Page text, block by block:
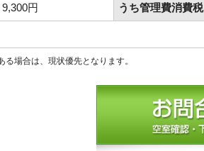
9,300円 うち管理費消費税
場合は、現状優先となります。